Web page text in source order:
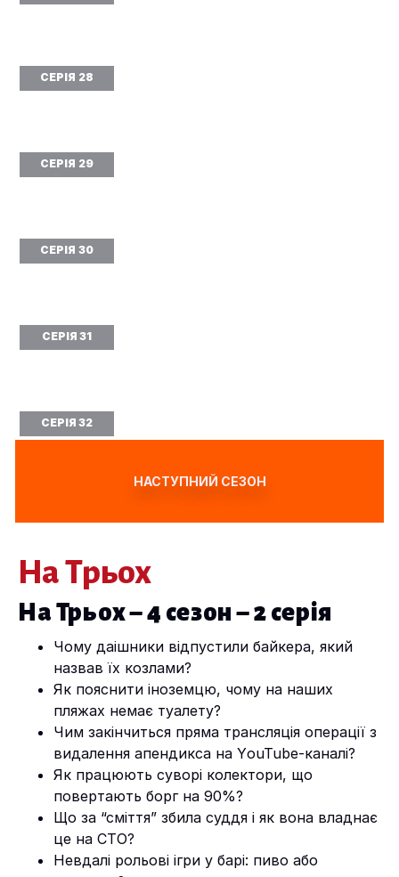
СЕРІЯ 28
СЕРІЯ 29
СЕРІЯ 30
СЕРІЯ 31
СЕРІЯ 32
НАСТУПНИЙ СЕЗОН
На Трьох
На Трьох – 4 сезон – 2 серія
Чому даішники відпустили байкера, який
назвав їх козлами?
Як пояснити іноземцю, чому на наших
пляжах немає туалету?
Чим закінчиться пряма трансляція операції з
видалення апендикса на YоuTube-каналі?
Як працюють суворі колектори, що
повертають борг на 90%?
Що за “сміття” збила суддя і як вона владнає
це на СТО?
Невдалі рольові ігри у барі: пиво або